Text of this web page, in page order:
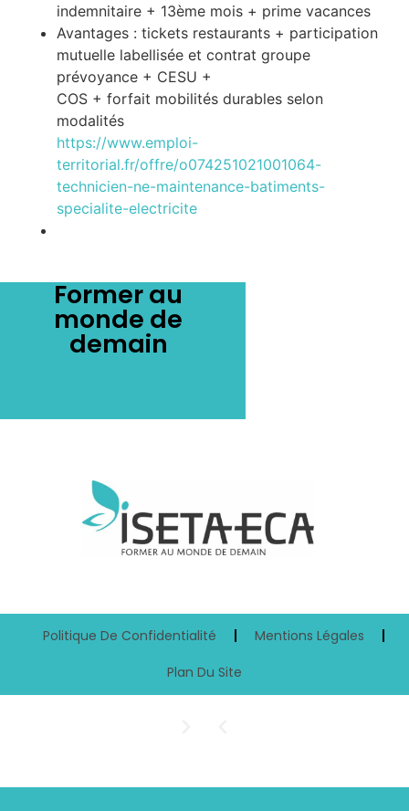
indemnitaire + 13ème mois + prime vacances
Avantages : tickets restaurants + participation
mutuelle labellisée et contrat groupe
prévoyance + CESU +
COS + forfait mobilités durables selon
modalités
https://www.emploi-
territorial.fr/offre/o074251021001064-
technicien-ne-maintenance-batiments-
specialite-electricite
Former au
monde de
demain
Politique De Confidentialité
Mentions Légales
Plan Du Site